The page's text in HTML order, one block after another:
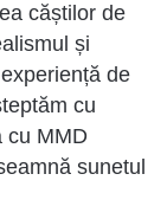
căștilor de
și
de
cu
cu MMD
sunetul